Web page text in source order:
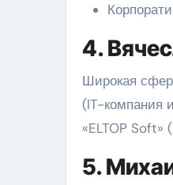
4.
Широкая
(IT-компания
«ELTOP
5.